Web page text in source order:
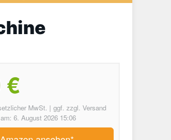
€
MwSt. | ggf. zzgl. Versand
6. August 2026 15:06